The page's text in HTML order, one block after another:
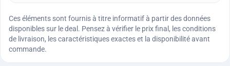
Ces éléments sont fournis à titre informatif à partir des données
disponibles sur le deal. Pensez à vérifier le prix final, les conditions
de livraison, les caractéristiques exactes et la disponibilité avant
commande.